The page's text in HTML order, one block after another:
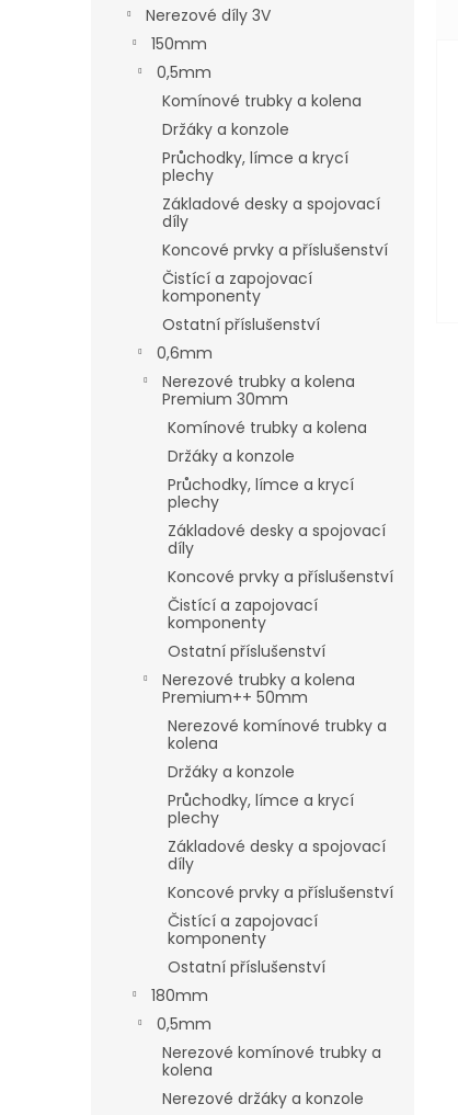
Nerezové díly 3V
150mm
0,5mm
Komínové trubky a kolena
Držáky a konzole
Průchodky, límce a krycí
plechy
Základové desky a spojovací
díly
Koncové prvky a příslušenství
Čistící a zapojovací
komponenty
Ostatní příslušenství
0,6mm
Nerezové trubky a kolena
Premium 30mm
Komínové trubky a kolena
Držáky a konzole
Průchodky, límce a krycí
plechy
Základové desky a spojovací
díly
Koncové prvky a příslušenství
Čistící a zapojovací
komponenty
Ostatní příslušenství
Nerezové trubky a kolena
Premium++ 50mm
Nerezové komínové trubky a
kolena
Držáky a konzole
Průchodky, límce a krycí
plechy
Základové desky a spojovací
díly
Koncové prvky a příslušenství
Čistící a zapojovací
komponenty
Ostatní příslušenství
180mm
0,5mm
Nerezové komínové trubky a
kolena
Nerezové držáky a konzole